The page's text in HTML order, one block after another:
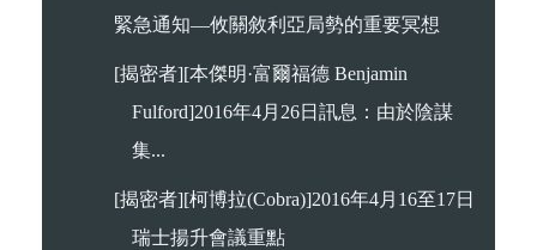
緊急通知—攸關敘利亞局勢的重要冥想
[揭密者][本傑明·富爾福德 Benjamin
Fulford]2016年4月26日訊息：由於陰謀
集...
[揭密者][柯博拉(Cobra)]2016年4月16至17日
瑞士揚升會議重點